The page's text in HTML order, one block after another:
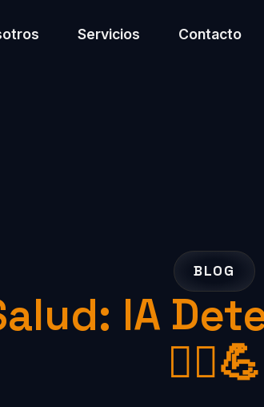
Servicios Contacto
BLOG
IA
👩‍⚕️💪